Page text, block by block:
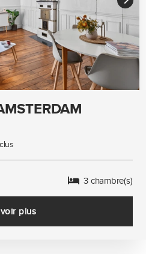
3 chambre(s)
plus